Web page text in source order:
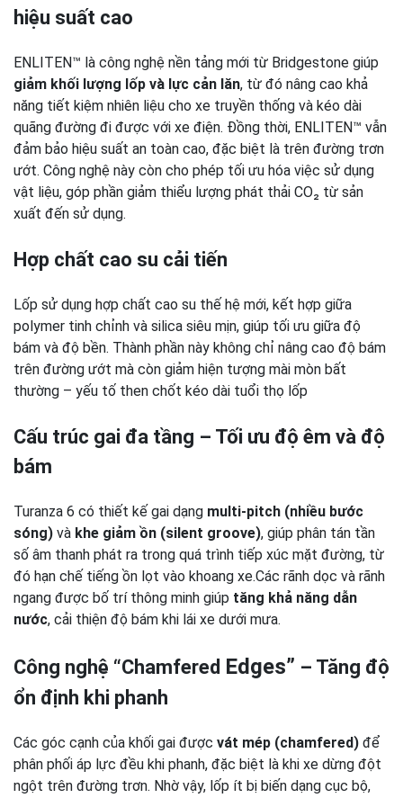
hiệu suất cao
ENLITEN™ là công nghệ nền tảng mới từ Bridgestone giúp
giảm khối lượng lốp và lực cản lăn, từ đó nâng cao khả
năng tiết kiệm nhiên liệu cho xe truyền thống và kéo dài
quãng đường đi được với xe điện. Đồng thời, ENLITEN™ vẫn
đảm bảo hiệu suất an toàn cao, đặc biệt là trên đường trơn
ướt. Công nghệ này còn cho phép tối ưu hóa việc sử dụng
vật liệu, góp phần giảm thiểu lượng phát thải CO₂ từ sản
xuất đến sử dụng.
Hợp chất cao su cải tiến
Lốp sử dụng hợp chất cao su thế hệ mới, kết hợp giữa
polymer tinh chỉnh và silica siêu mịn, giúp tối ưu giữa độ
bám và độ bền. Thành phần này không chỉ nâng cao độ bám
trên đường ướt mà còn giảm hiện tượng mài mòn bất
thường – yếu tố then chốt kéo dài tuổi thọ lốp
Cấu trúc gai đa tầng – Tối ưu độ êm và độ
bám
Turanza 6 có thiết kế gai dạng multi-pitch (nhiều bước
sóng) và khe giảm ồn (silent groove), giúp phân tán tần
số âm thanh phát ra trong quá trình tiếp xúc mặt đường, từ
đó hạn chế tiếng ồn lọt vào khoang xe.Các rãnh dọc và rãnh
ngang được bố trí thông minh giúp tăng khả năng dẫn
nước, cải thiện độ bám khi lái xe dưới mưa.
Công nghệ “Chamfered Edges” – Tăng độ
ổn định khi phanh
Các góc cạnh của khối gai được vát mép (chamfered) để
phân phối áp lực đều khi phanh, đặc biệt là khi xe dừng đột
ngột trên đường trơn. Nhờ vậy, lốp ít bị biến dạng cục bộ,